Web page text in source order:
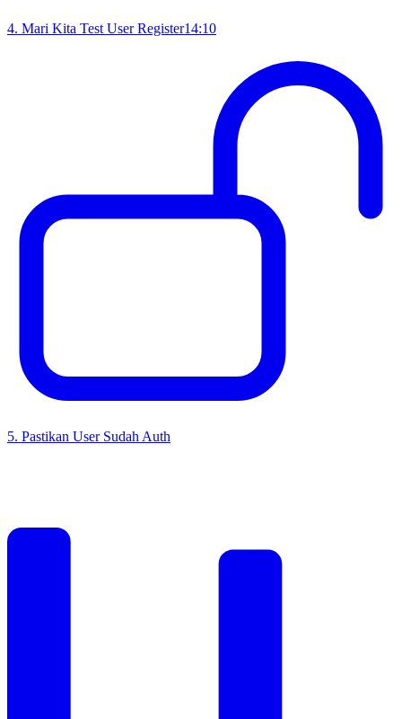
4. Mari Kita Test User Register14:10
5. Pastikan User Sudah Auth